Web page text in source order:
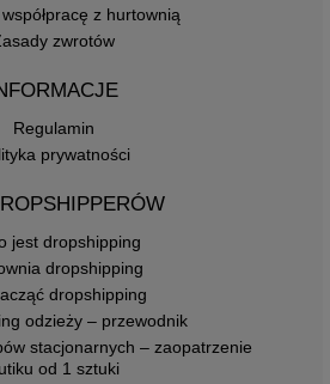
z hurtownią
zwrotów
Regulamin
prywatności
jest dropshipping
dropshipping
dropshipping
odzieży – przewodnik
stacjonarnych – zaopatrzenie
od 1 sztuki